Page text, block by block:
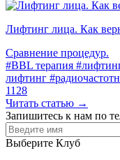
Лифтинг лица. Как
Сравнение процедур.
#BBL терапия
лифтинг
1128
Читать статью →
Запишитесь к нам по
Выберите Клуб